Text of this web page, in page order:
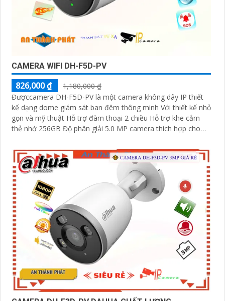
CAMERA WIFI DH-F5D-PV
826,000 ₫
1,180,000 ₫
Đượccamera DH-F5D-PV là một camera không dây IP thiết
kế dạng dome giám sát ban đêm thông minh Với thiết kế nhỏ
gọn và mỹ thuật Hỗ trợ đàm thoại 2 chiều Hỗ trợ khe cắm
thẻ nhớ 256GB Độ phân giải 5.0 MP camera thích hợp cho